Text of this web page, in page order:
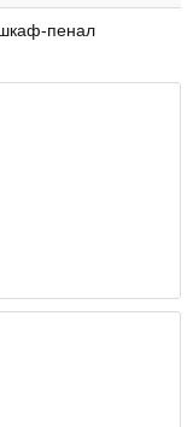
пенал